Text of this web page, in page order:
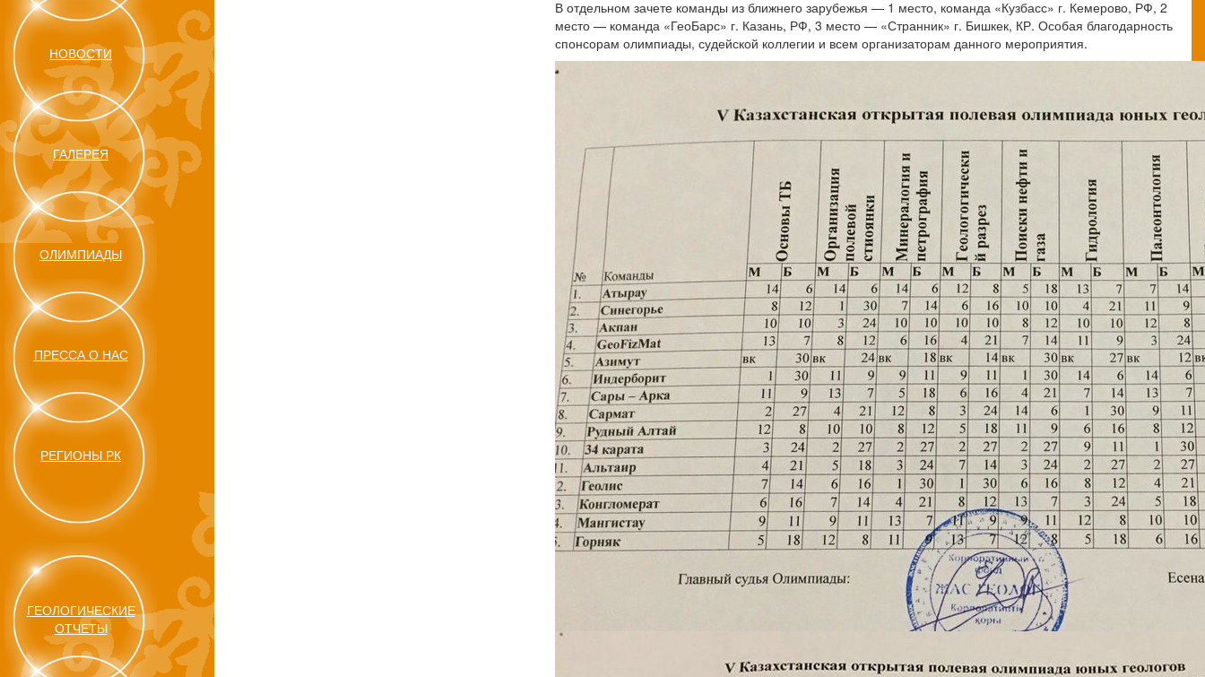
НОВОСТИ
ГАЛЕРЕЯ
ОЛИМПИАДЫ
ПРЕССА О НАС
РЕГИОНЫ РК
ГЕОЛОГИЧЕСКИЕ
ОТЧЕТЫ
В отдельном зачете команды из ближнего зарубежья — 1 место, команда «Кузбасс» г. Кемерово, РФ, 2
место — команда «ГеоБарс» г. Казань, РФ, 3 место — «Странник» г. Бишкек, КР. Особая благодарность
спонсорам олимпиады, судейской коллегии и всем организаторам данного мероприятия.